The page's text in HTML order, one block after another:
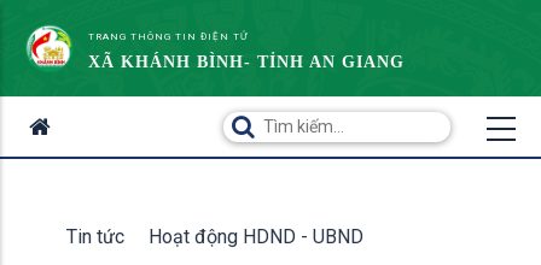
TRANG THÔNG TIN ĐIỆN TỬ
XÃ KHÁNH BÌNH- TỈNH AN GIANG
Tin tức Hoạt động HDND - UBND